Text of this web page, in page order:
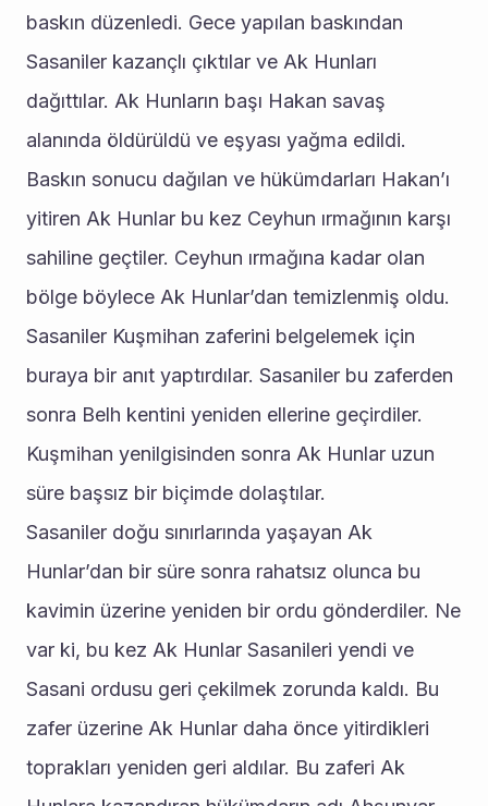
baskın düzenledi. Gece yapılan baskından
Sasaniler kazançlı çıktılar ve Ak Hunları
dağıttılar. Ak Hunların başı Hakan savaş
alanında öldürüldü ve eşyası yağma edildi.
Baskın sonucu dağılan ve hükümdarları Hakan’ı
yitiren Ak Hunlar bu kez Ceyhun ırmağının karşı
sahiline geçtiler. Ceyhun ırmağına kadar olan
bölge böylece Ak Hunlar’dan temizlenmiş oldu.
Sasaniler Kuşmihan zaferini belgelemek için
buraya bir anıt yaptırdılar. Sasaniler bu zaferden
sonra Belh kentini yeniden ellerine geçirdiler.
Kuşmihan yenilgisinden sonra Ak Hunlar uzun
süre başsız bir biçimde dolaştılar.
Sasaniler doğu sınırlarında yaşayan Ak
Hunlar’dan bir süre sonra rahatsız olunca bu
kavimin üzerine yeniden bir ordu gönderdiler. Ne
var ki, bu kez Ak Hunlar Sasanileri yendi ve
Sasani ordusu geri çekilmek zorunda kaldı. Bu
zafer üzerine Ak Hunlar daha önce yitirdikleri
toprakları yeniden geri aldılar. Bu zaferi Ak